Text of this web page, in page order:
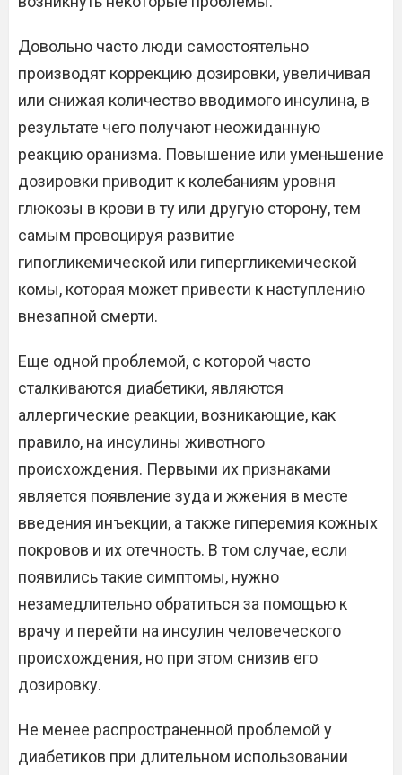
Довольно часто люди самостоятельно
производят коррекцию дозировки, увеличивая
или снижая количество вводимого инсулина, в
результате чего получают неожиданную
реакцию оранизма. Повышение или уменьшение
дозировки приводит к колебаниям уровня
глюкозы в крови в ту или другую сторону, тем
самым провоцируя развитие
гипогликемической или гипергликемической
комы, которая может привести к наступлению
внезапной смерти.
Еще одной проблемой, с которой часто
сталкиваются диабетики, являются
аллергические реакции, возникающие, как
правило, на инсулины животного
происхождения. Первыми их признаками
является появление зуда и жжения в месте
введения инъекции, а также гиперемия кожных
покровов и их отечность. В том случае, если
появились такие симптомы, нужно
незамедлительно обратиться за помощью к
врачу и перейти на инсулин человеческого
происхождения, но при этом снизив его
дозировку.
Не менее распространенной проблемой у
диабетиков при длительном использовании